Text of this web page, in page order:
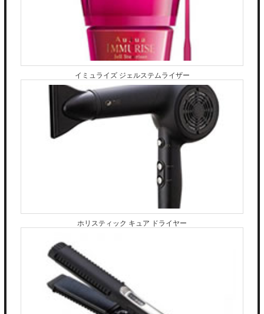
イミュライズ ジェルステムライザー
ホリスティック キュア ドライヤー